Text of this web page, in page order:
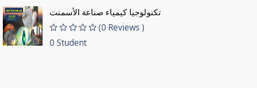
تكنولوجيا كيمياء صناعة الأسمنت
(0 Reviews )
0 Student